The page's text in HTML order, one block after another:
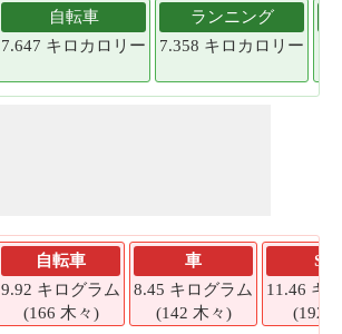
自転車
7.647 キロカロリー
ランニング
7.358 キロカロリー
自転車
9.92 キログラム
(166 木々)
車
8.45 キログラム
(142 木々)
11.46 キ
(192